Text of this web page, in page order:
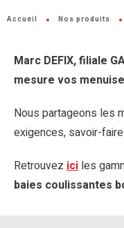
Accueil Nos produits
Marc DEFIX, filiale
mesure vos
Nous partageons les
exigences, savoir-
Retrouvez ici les
baies coulissantes